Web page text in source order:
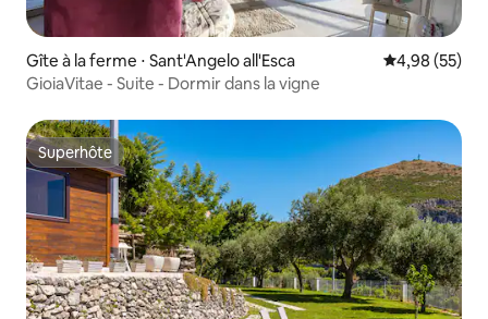
Gîte à la ferme ⋅ Sant'Angelo all'Esca Évaluation
4,98 (55)
GioiaVitae - Suite - Dormir dans la vigne
Superhôte
Superhôte